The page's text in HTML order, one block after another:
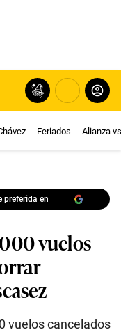
Feriados Alianza
preferida en
vuelos
vuelos cancelados